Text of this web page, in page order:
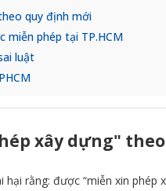
quy định mới
miễn phép tại TP.HCM
luật
xây dựng"
rằng: được “miễn xin phép